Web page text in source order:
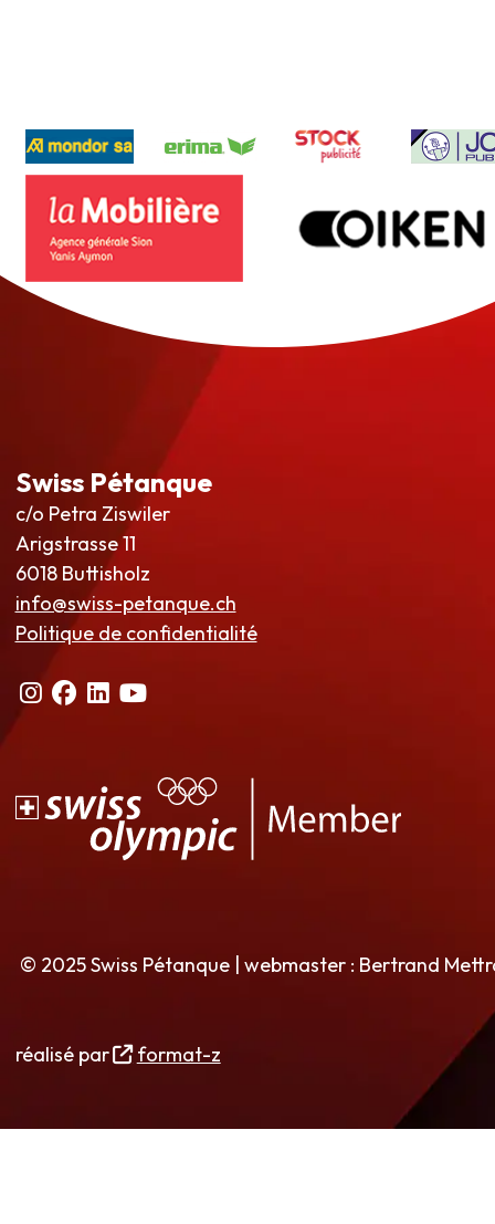
Swiss Pétanque
c/o Petra Ziswiler
Arigstrasse 11
6018 Buttisholz
info@swiss-petanque.ch
Politique de confidentialité
© 2025 Swiss Pétanque | webmaster : Bertrand
réalisé par format-z